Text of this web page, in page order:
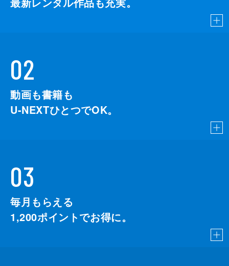
02
動画も書籍も
U-NEXTひとつでOK。
03
毎月もらえる
1,200ポイントでお得に。